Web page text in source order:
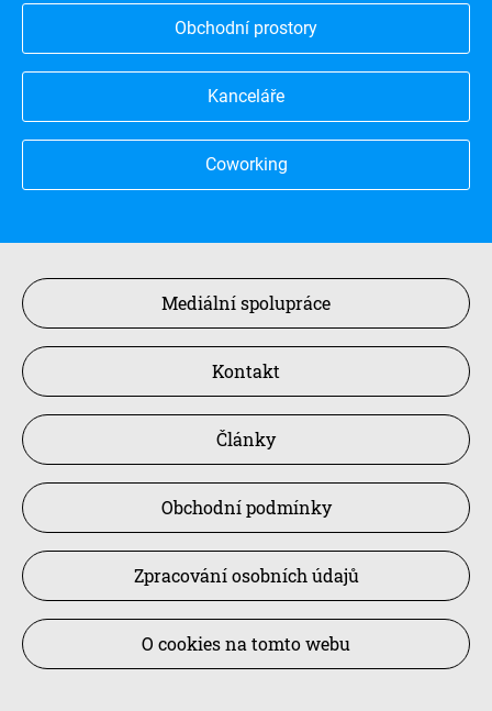
Obchodní prostory
Kanceláře
Coworking
Mediální spolupráce
Kontakt
Články
Obchodní podmínky
Zpracování osobních údajů
O cookies na tomto webu